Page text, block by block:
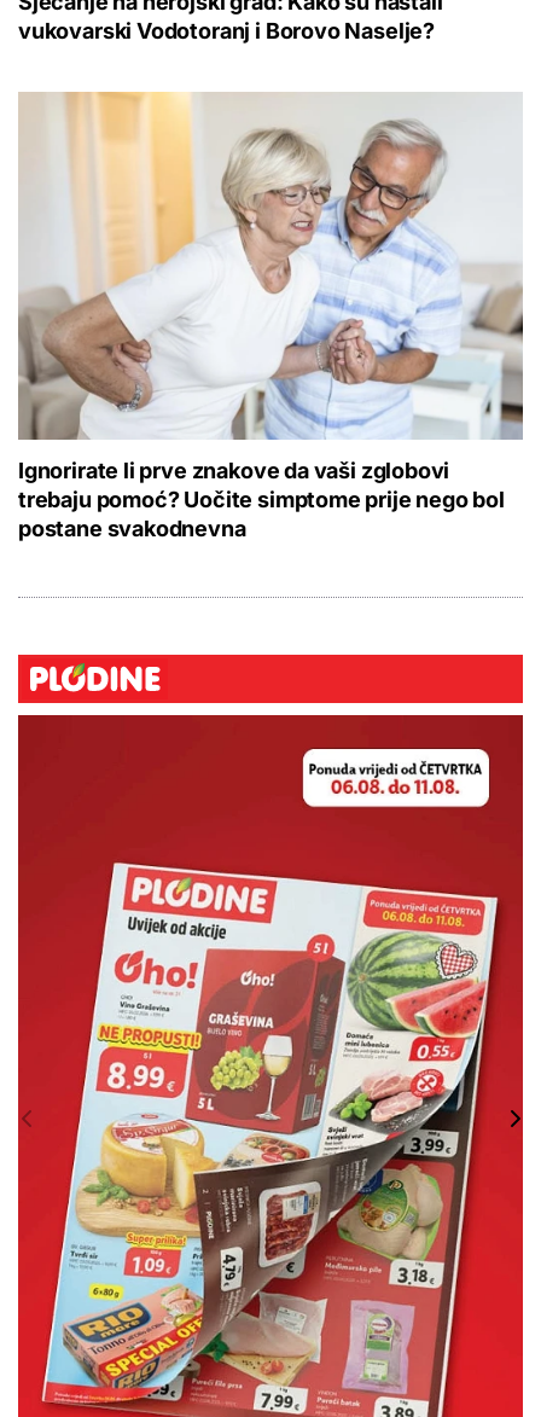
vukovarski Vodotoranj i Borovo Naselje?
Ignorirate li prve znakove da vaši zglobovi
trebaju pomoć? Uočite simptome prije nego bol
postane svakodnevna